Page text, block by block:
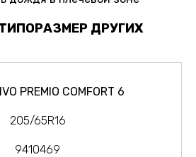
ДРУГИХ
PREMIO COMFORT 6
205/65R16
9410469